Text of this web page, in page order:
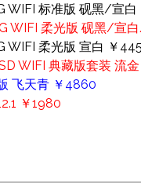
WIFI 标准版 砚黑/宣
WIFI 柔光版 砚黑/宣
WIFI 柔光版 宣白 ￥
WIFI 典藏版套装 流
飞天青 ￥4860
￥1980